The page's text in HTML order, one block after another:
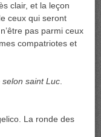
clair, et la leçon
ceux qui seront
pas parmi ceux
compatriotes et
selon saint Luc
La ronde des